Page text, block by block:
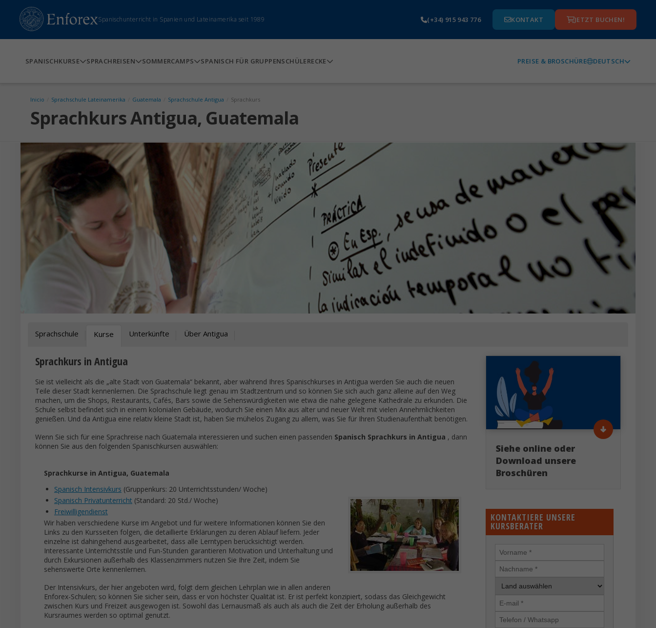
Spanischunterricht in Spanien und Lateinamerika seit 1989 (+34) 915 943 776 KONTAKT JETZT BUCHEN!
SPANISCHKURSE SPRACHREISEN SOMMERCAMPS SPANISCH FÜR GRUPPENSCHÜLERECKE PREISE & BROSCHÜRE DEUTSCH
Inicio Sprachschule Lateinamerika Guatemala Sprachschule Antigua Sprachkurs
Sprachkurs Antigua, Guatemala
Sprachschule Kurse Unterkünfte Über Antigua
Sprachkurs in Antigua
Sie ist vielleicht als die „alte Stadt von Guatemala“ bekannt, aber während Ihres Spanischkurses in Antigua werden Sie auch die neuen
Teile dieser Stadt kennenlernen. Die Sprachschule liegt genau im Stadtzentrum und so können Sie sich auch ganz alleine auf den Weg
machen, um die Shops, Restaurants, Cafés, Bars sowie die Sehenswürdigkeiten wie etwa die nahe gelegene Kathedrale zu erkunden. Die
Schule selbst befindet sich in einem kolonialen Gebäude, wodurch Sie einen Mix aus alter und neuer Welt mit vielen Annehmlichkeiten
genießen. Und da Antigua eine relativ kleine Stadt ist, haben Sie mühelos Zugang zu allem, was Sie für Ihren Studienaufenthalt benötigen.
Wenn Sie sich für eine Sprachreise nach Guatemala interessieren und suchen einen passenden Spanisch Sprachkurs in Antigua , dann
können Sie aus den folgenden Spanischkursen auswählen:
Sprachkurse in Antigua, Guatemala
Spanisch Intensivkurs (Gruppenkurs: 20 Unterrichtsstunden/ Woche)
Spanisch Privatunterricht (Standard: 20 Std./ Woche)
Freiwilligendienst
Wir haben verschiedene Kurse im Angebot und für weitere Informationen können Sie den
Links zu den Kursseiten folgen, die detaillierte Erklärungen zu deren Ablauf liefern. Jeder
einzelne ist dahingehend ausgearbeitet, dass alle Lerntypen berücksichtigt werden.
Interessante Unterrichtsstile und Fun-Stunden garantieren Motivation und Unterhaltung und
durch Exkursionen außerhalb des Klassenzimmers nutzen Sie Ihre Zeit, indem Sie
sehenswerte Orte kennenlernen.
Der Intensivkurs, der hier angeboten wird, folgt dem gleichen Lehrplan wie in allen anderen
Enforex-Schulen; so können Sie sicher sein, dass er von höchster Qualität ist. Er ist perfekt konzipiert, sodass das Gleichgewicht
zwischen Kurs und Freizeit ausgewogen ist. Sowohl das Lernausmaß als auch als auch die Zeit der Erholung außerhalb des
Kursraumes werden so optimal genutzt.
Siehe online oder
Download unsere
Broschüren
KONTAKTIERE UNSERE
KURSBERATER